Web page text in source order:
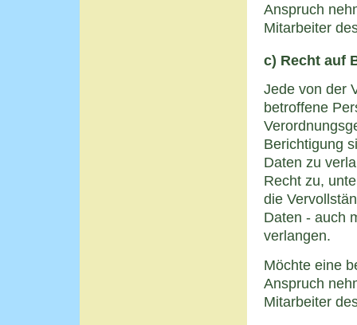
Anspruch
Mitarbeiter
c) Recht auf
Jede von der
betroffene
Berichtigung
Daten zu
Recht zu,
die
Daten - auch
verlangen.
Möchte eine
Anspruch
Mitarbeiter